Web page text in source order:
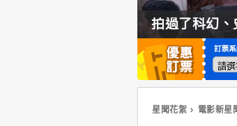
拍過了科幻、
星聞花絮 電影新星